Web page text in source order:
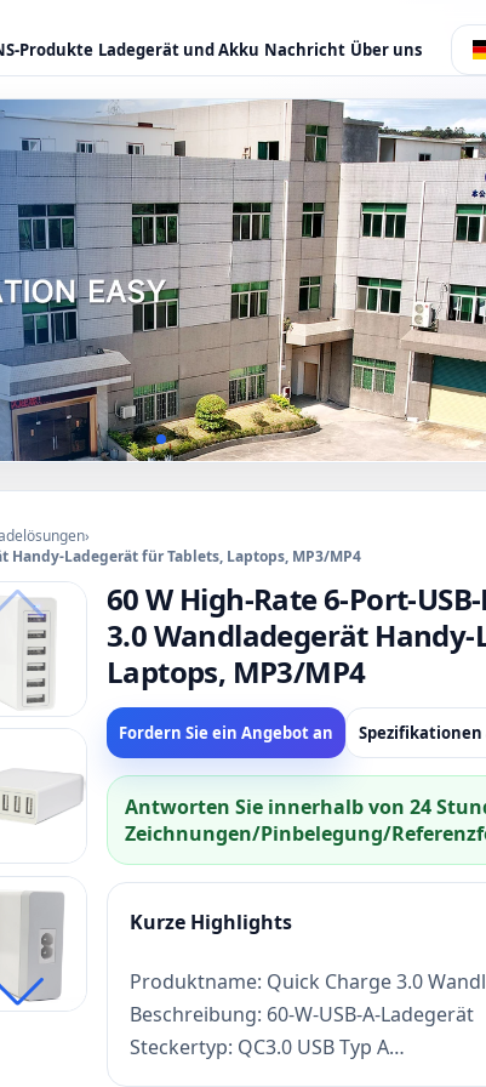
Produkte Ladegerät und Akku Nachricht Über uns
›
Handy-Ladegerät für Tablets, Laptops, MP3/MP4
60 W High-Rate 6-Port-
3.0 Wandladegerät
Laptops, MP3/MP4
Fordern Sie ein Angebot an Spezifikationen
Antworten Sie innerhalb von 24
Zeichnungen/Pinbelegung/
Kurze Highlights
Produktname: Quick Charge 3.0
Beschreibung: 60-W-USB-A-Ladegerät
Steckertyp: QC3.0 USB Typ A
Eingang: 100–240 V ~ 50/60 Hz